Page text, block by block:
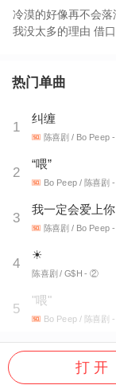
冷漠的好像再不会
我没太多的理由 借
热门单曲
1
纠缠
陈喜剧 / Bo Peep
2
“喂”
Bo Peep / 陈喜剧 -
3
我一定会爱上你
陈喜剧 / Bo Peep
4
☀
陈喜剧 / G$H - ②
5
"喂"
Bo Peep / 陈喜剧
打 开